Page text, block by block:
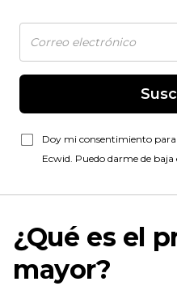
Doy mi consentimiento
Ecwid. Puedo darme de
¿Qué es el
mayor?